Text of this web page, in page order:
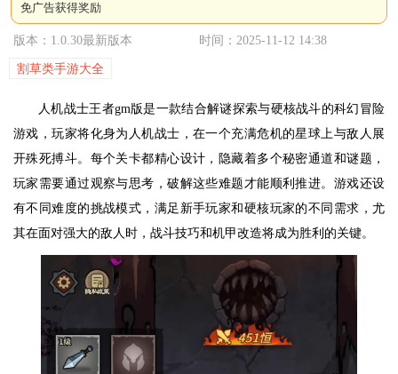
免广告获得奖励
版本：1.0.30最新版本 时间：2025-11-12 14:38
割草类手游大全
人机战士王者gm版是一款结合解谜探索与硬核战斗的科幻冒险
游戏，玩家将化身为人机战士，在一个充满危机的星球上与敌人展
开殊死搏斗。每个关卡都精心设计，隐藏着多个秘密通道和谜题，
玩家需要通过观察与思考，破解这些难题才能顺利推进。游戏还设
有不同难度的挑战模式，满足新手玩家和硬核玩家的不同需求，尤
其在面对强大的敌人时，战斗技巧和机甲改造将成为胜利的关键。